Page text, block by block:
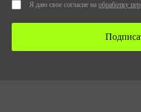
Я даю свое согласие на обработку